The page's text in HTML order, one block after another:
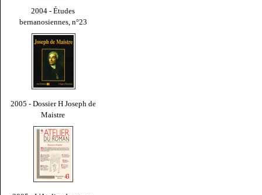
2004 - Études
bernanosiennes, n°23
2005 - Dossier H Joseph de
Maistre